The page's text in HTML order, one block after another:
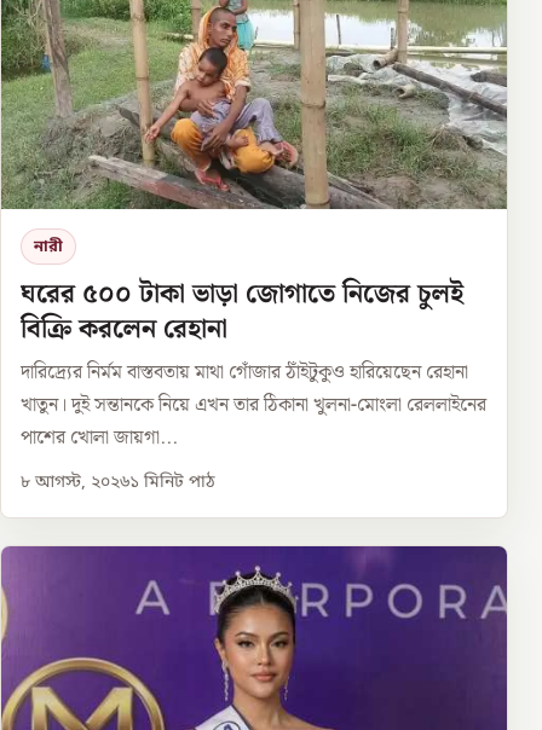
নারী
ঘরের ৫০০ টাকা ভাড়া জোগাতে নিজের চুলই
বিক্রি করলেন রেহানা
দারিদ্র্যের নির্মম বাস্তবতায় মাথা গোঁজার ঠাঁইটুকুও হারিয়েছেন রেহানা
খাতুন। দুই সন্তানকে নিয়ে এখন তার ঠিকানা খুলনা-মোংলা রেললাইনের
পাশের খোলা জায়গা...
৮ আগস্ট, ২০২৬১ মিনিট পাঠ